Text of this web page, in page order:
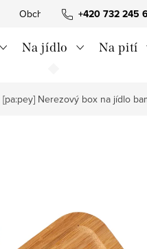
+420 732 245
Obchodní podmínky
Na jídlo Na pití
[pa:pey] Nerezový box na jídlo